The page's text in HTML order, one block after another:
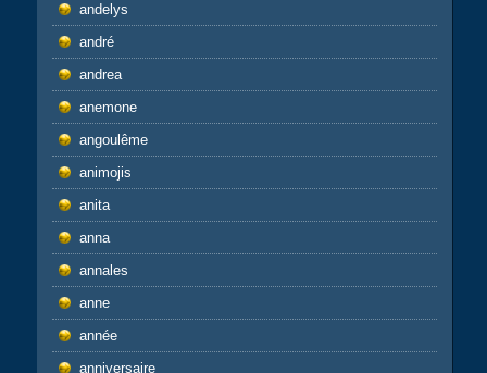
andelys
andré
andrea
anemone
angoulême
animojis
anita
anna
annales
anne
année
anniversaire